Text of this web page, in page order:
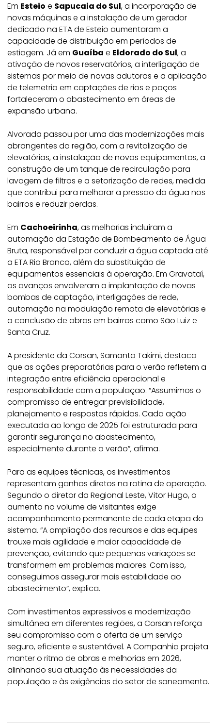
Em Esteio e Sapucaia do Sul, a incorporação de
novas máquinas e a instalação de um gerador
dedicado na ETA de Esteio aumentaram a
capacidade de distribuição em períodos de
estiagem. Já em Guaíba e Eldorado do Sul, a
ativação de novos reservatórios, a interligação de
sistemas por meio de novas adutoras e a aplicação
de telemetria em captações de rios e poços
fortaleceram o abastecimento em áreas de
expansão urbana.
Alvorada passou por uma das modernizações mais
abrangentes da região, com a revitalização de
elevatórias, a instalação de novos equipamentos, a
construção de um tanque de recirculação para
lavagem de filtros e a setorização de redes, medida
que contribui para melhorar a pressão da água nos
bairros e reduzir perdas.
Em Cachoeirinha, as melhorias incluíram a
automação da Estação de Bombeamento de Água
Bruta, responsável por conduzir a água captada até
a ETA Rio Branco, além da substituição de
equipamentos essenciais à operação. Em Gravataí,
os avanços envolveram a implantação de novas
bombas de captação, interligações de rede,
automação na modulação remota de elevatórias e
a conclusão de obras em bairros como São Luiz e
Santa Cruz.
A presidente da Corsan, Samanta Takimi, destaca
que as ações preparatórias para o verão refletem a
integração entre eficiência operacional e
responsabilidade com a população. “Assumimos o
compromisso de entregar previsibilidade,
planejamento e respostas rápidas. Cada ação
executada ao longo de 2025 foi estruturada para
garantir segurança no abastecimento,
especialmente durante o verão”, afirma.
Para as equipes técnicas, os investimentos
representam ganhos diretos na rotina de operação.
Segundo o diretor da Regional Leste, Vitor Hugo, o
aumento no volume de visitantes exige
acompanhamento permanente de cada etapa do
sistema. “A ampliação dos recursos e das equipes
trouxe mais agilidade e maior capacidade de
prevenção, evitando que pequenas variações se
transformem em problemas maiores. Com isso,
conseguimos assegurar mais estabilidade ao
abastecimento”, explica.
Com investimentos expressivos e modernização
simultânea em diferentes regiões, a Corsan reforça
seu compromisso com a oferta de um serviço
seguro, eficiente e sustentável. A Companhia projeta
manter o ritmo de obras e melhorias em 2026,
alinhando sua atuação às necessidades da
população e às exigências do setor de saneamento.